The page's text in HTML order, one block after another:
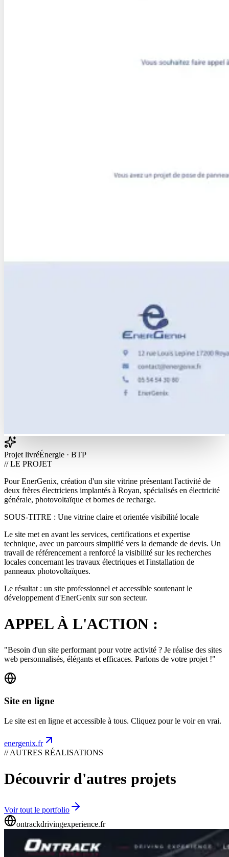
Projet livréÉnergie · BTP
// LE PROJET
Pour EnerGenix, création d'un site vitrine présentant l'activité de
deux frères électriciens implantés à Royan, spécialisés en électricité
générale, photovoltaïque et bornes de recharge.
SOUS-TITRE : Une vitrine claire et orientée visibilité locale
Le site met en avant les services, certifications et expertise
technique, avec un parcours simplifié vers la demande de devis. Un
travail de référencement a renforcé la visibilité sur les recherches
locales concernant les travaux électriques et l'installation de
panneaux photovoltaïques.
Le résultat : un site professionnel et accessible soutenant le
développement d'EnerGenix sur son secteur.
APPEL À L'ACTION :
"Besoin d'un site performant pour votre activité ? Je réalise des sites
web personnalisés, élégants et efficaces. Parlons de votre projet !"
Site en ligne
Le site est en ligne et accessible à tous. Cliquez pour le voir en vrai.
energenix.fr
// AUTRES RÉALISATIONS
Découvrir d'autres projets
Voir tout le portfolio
ontrackdrivingexperience.fr